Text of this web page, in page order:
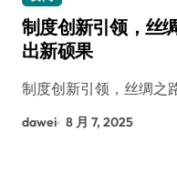
制度创新引领，丝
出新硕果
制度创新引领，丝绸
dawei 8 月 7, 2025